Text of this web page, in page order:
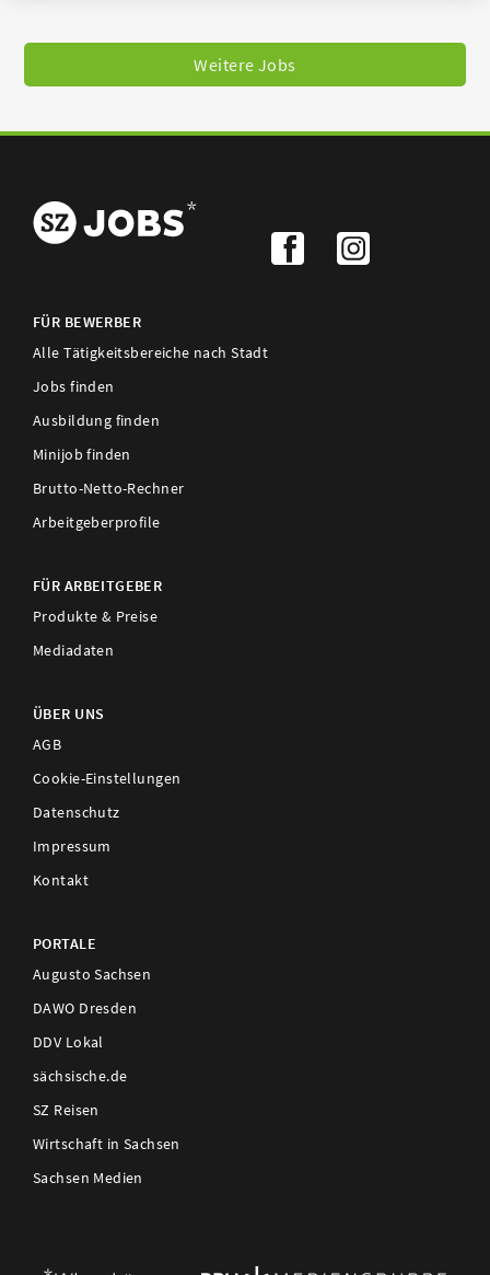
Weitere Jobs
FÜR BEWERBER
Alle Tätigkeitsbereiche nach Stadt
Jobs finden
Ausbildung finden
Minijob finden
Brutto-Netto-Rechner
Arbeitgeberprofile
FÜR ARBEITGEBER
Produkte & Preise
Mediadaten
ÜBER UNS
AGB
Cookie-Einstellungen
Datenschutz
Impressum
Kontakt
PORTALE
Augusto Sachsen
DAWO Dresden
DDV Lokal
sächsische.de
SZ Reisen
Wirtschaft in Sachsen
Sachsen Medien